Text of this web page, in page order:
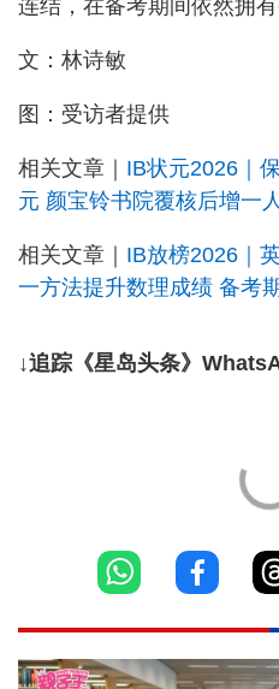
连结，在备考期间依然拥
文：林诗敏
图：受访者提供
相关文章｜ IB状元2026｜
元 颜宝铃书院覆核后增一人
相关文章｜ IB放榜2026｜
一方法提升数理成绩 备考
↓追踪《星岛头条》